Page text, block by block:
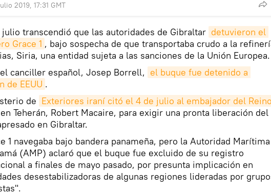
2019, 17:31 GMT
julio transcendió que las autoridades de Gibraltar detuvieron el
Grace 1 , bajo sospecha de que transportaba crudo a la
Siria, una entidad sujeta a las sanciones de la Unión Europea.
canciller español, Josep Borrell, el buque fue detenido a
de EEUU .
de Exteriores iraní citó el 4 de julio al embajador del Reino
en Teherán, Robert Macaire, para exigir una pronta liberación del
en Gibraltar.
1 navegaba bajo bandera panameña, pero la Autoridad Marítima
(AMP) aclaró que el buque fue excluido de su registro
a finales de mayo pasado, por presunta implicación en
desestabilizadoras de algunas regiones lideradas por